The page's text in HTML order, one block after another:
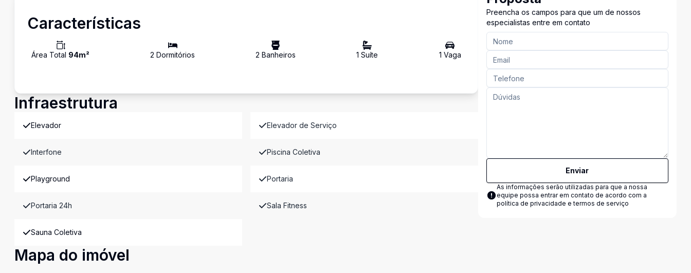
Características
Área Total 94m² 2 Dormitórios 2 Banheiros 1 Suíte 1 Vaga
Infraestrutura
Elevador Elevador de Serviço
Interfone Piscina Coletiva
Playground Portaria
Portaria 24h Sala Fitness
Sauna Coletiva
Mapa do imóvel
Preencha os campos para que um de nossos
especialistas entre em contato
Enviar
As informações serão utilizadas para que a nossa
equipe possa entrar em contato de acordo com a
política de privacidade e termos de serviço